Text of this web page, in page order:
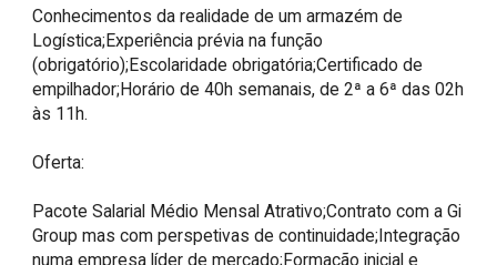
Conhecimentos da realidade de um armazém de
Logística;Experiência prévia na função
(obrigatório);Escolaridade obrigatória;Certificado de
empilhador;Horário de 40h semanais, de 2ª a 6ª das 02h
às 11h.
Oferta:
Pacote Salarial Médio Mensal Atrativo;Contrato com a Gi
Group mas com perspetivas de continuidade;Integração
numa empresa líder de mercado;Formação inicial e